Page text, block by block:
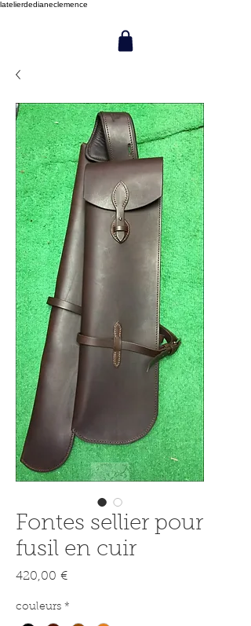
latelierdedianeclemence
Fontes sellier pour
fusil en cuir
420,00 €Preis
couleurs *